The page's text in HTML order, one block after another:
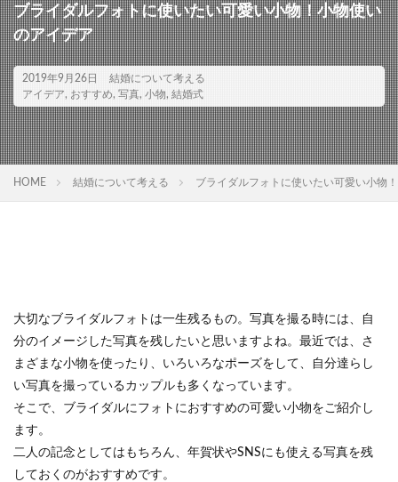
ブライダルフォトに使いたい可愛い小物！小物使い
のアイデア
2019年9月26日
結婚について考える
アイデア, おすすめ, 写真, 小物, 結婚式
HOME 結婚について考える ブライダルフォトに使いたい可愛い小物
大切なブライダルフォトは一生残るもの。写真を撮る時には、自
分のイメージした写真を残したいと思いますよね。最近では、さ
まざまな小物を使ったり、いろいろなポーズをして、自分達らし
い写真を撮っているカップルも多くなっています。
そこで、ブライダルにフォトにおすすめの可愛い小物をご紹介し
ます。
二人の記念としてはもちろん、年賀状やSNSにも使える写真を残
しておくのがおすすめです。